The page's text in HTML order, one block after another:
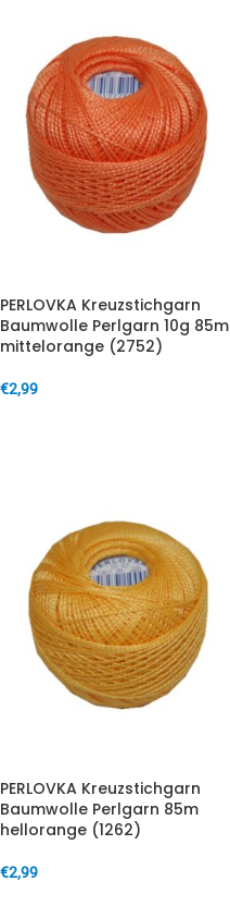
PERLOVKA Kreuzstichgarn
Baumwolle Perlgarn 10g 85m
mittelorange (2752)
€2,99
PERLOVKA Kreuzstichgarn
Baumwolle Perlgarn 85m
hellorange (1262)
€2,99